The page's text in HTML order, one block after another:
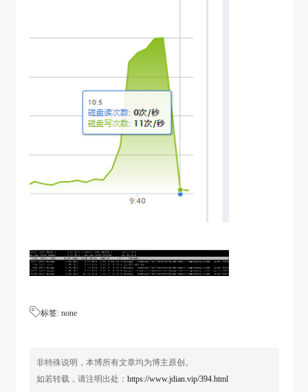
标签: none
非特殊说明，本博所有文章均为博主原创。
如若转载，请注明出处： https://www.jdian.vip/394.html